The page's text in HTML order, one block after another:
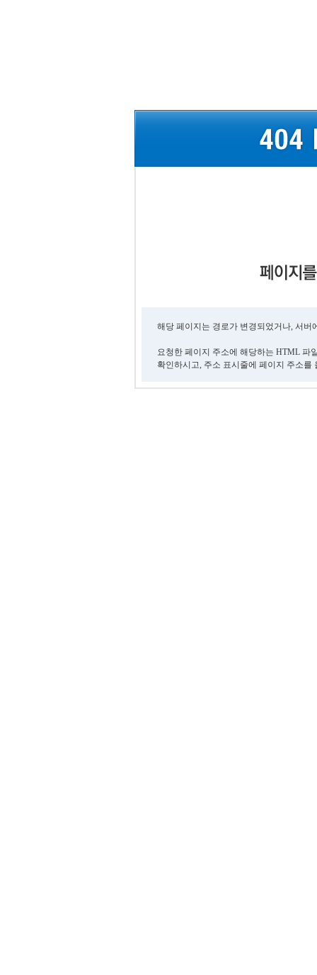
해당 페이지는 경로가 변경되었거나, 서
요청한 페이지 주소에 해당하는 HTML 파
확인하시고, 주소 표시줄에 페이지 주소